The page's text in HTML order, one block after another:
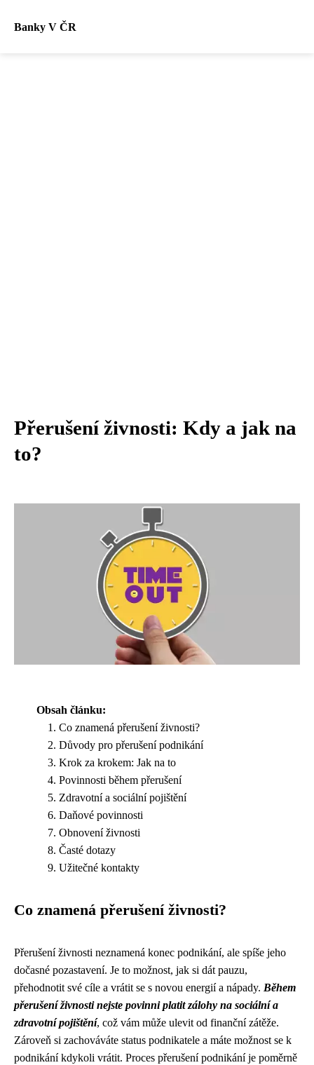
Banky V ČR
Přerušení živnosti: Kdy a jak na
to?
Obsah článku:
Co znamená přerušení živnosti?
Důvody pro přerušení podnikání
Krok za krokem: Jak na to
Povinnosti během přerušení
Zdravotní a sociální pojištění
Daňové povinnosti
Obnovení živnosti
Časté dotazy
Užitečné kontakty
Co znamená přerušení živnosti?
Přerušení živnosti neznamená konec podnikání, ale spíše jeho
dočasné pozastavení. Je to možnost, jak si dát pauzu,
přehodnotit své cíle a vrátit se s novou energií a nápady. Během
přerušení živnosti nejste povinni platit zálohy na sociální a
zdravotní pojištění, což vám může ulevit od finanční zátěže.
Zároveň si zachováváte status podnikatele a máte možnost se k
podnikání kdykoli vrátit. Proces přerušení podnikání je poměrně